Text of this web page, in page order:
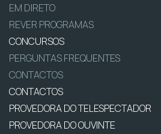
EM DIRETO
REVER PROGRAMAS
CONCURSOS
PERGUNTAS FREQUENTES
CONTACTOS
CONTACTOS
PROVEDORA DO TELESPECTADOR
PROVEDORA DO OUVINTE